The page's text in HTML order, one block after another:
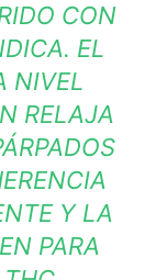
CON
EL
NIVEL
RELAJA
Y LA
PARA